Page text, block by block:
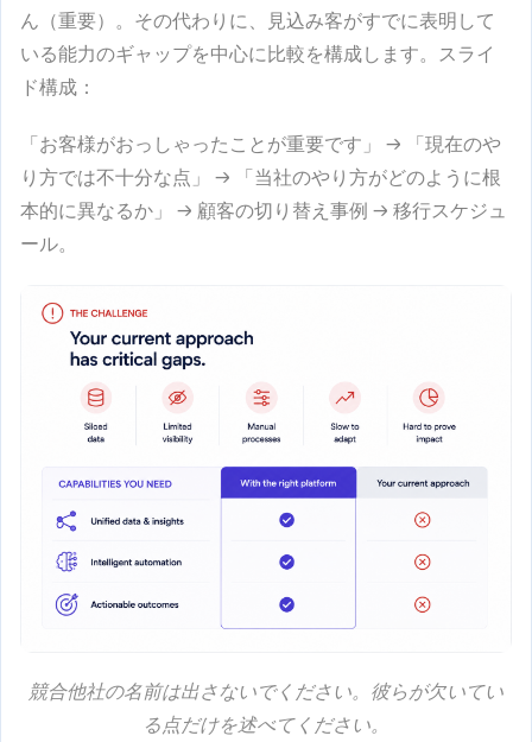
ん（重要）。その代わりに、見込み客がすでに表明して
いる能力のギャップを中心に比較を構成します。スライ
ド構成：
「お客様がおっしゃったことが重要です」 → 「現在のや
り方では不十分な点」 → 「当社のやり方がどのように根
本的に異なるか」 → 顧客の切り替え事例 → 移行スケジュ
ール。
競合他社の名前は出さないでください。彼らが欠いてい
る点だけを述べてください。